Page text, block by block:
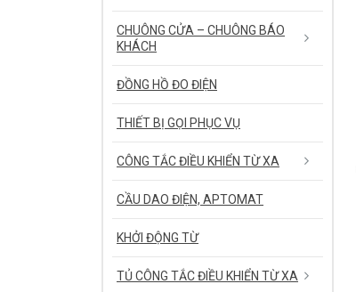
CHUÔNG CỬA – CHUÔNG BÁO
KHÁCH
ĐỒNG HỒ ĐO ĐIỆN
THIẾT BỊ GỌI PHỤC VỤ
CÔNG TẮC ĐIỀU KHIỂN TỪ XA
CẦU DAO ĐIỆN, APTOMAT
KHỞI ĐỘNG TỪ
TỦ CÔNG TẮC ĐIỀU KHIỂN TỪ XA